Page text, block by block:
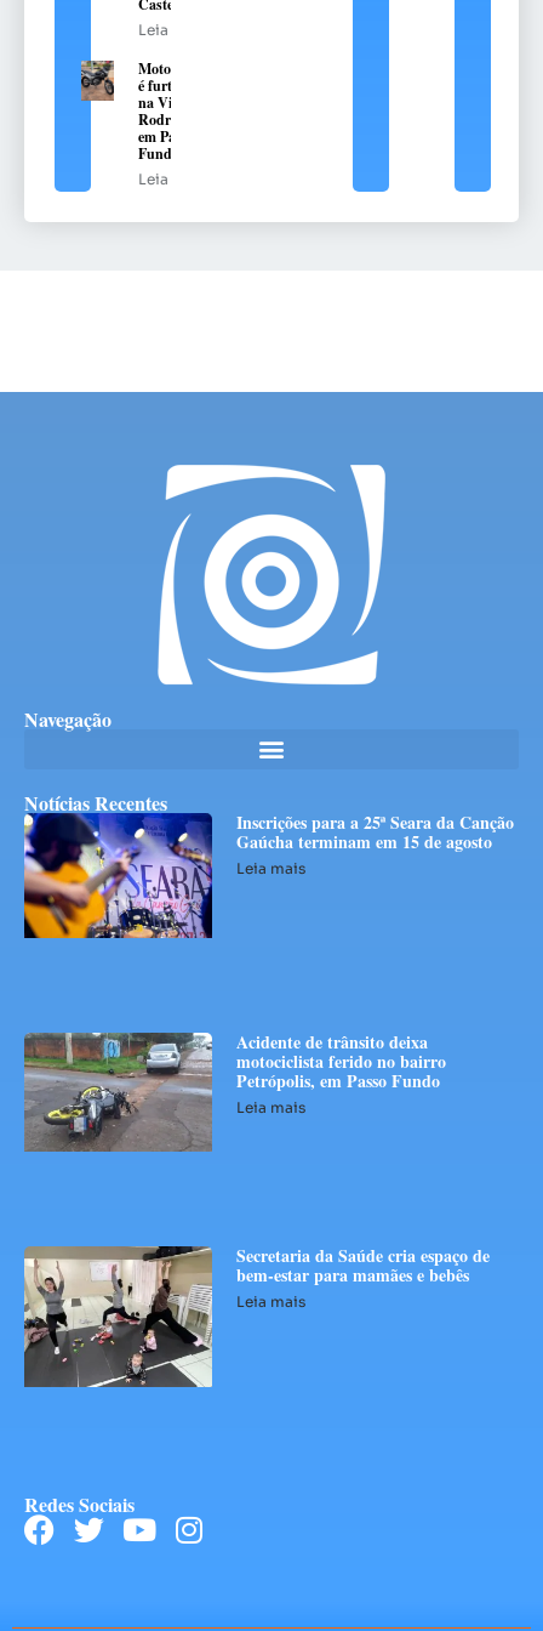
Leia mais
Motocicleta
é furtada
na Vila
Rodrigues,
em Passo
Fundo
Leia mais
Navegação
Notícias Recentes
Inscrições para a 25ª Seara da Canção
Gaúcha terminam em 15 de agosto
Leia mais
Acidente de trânsito deixa
motociclista ferido no bairro
Petrópolis, em Passo Fundo
Leia mais
Secretaria da Saúde cria espaço de
bem-estar para mamães e bebês
Leia mais
Redes Sociais